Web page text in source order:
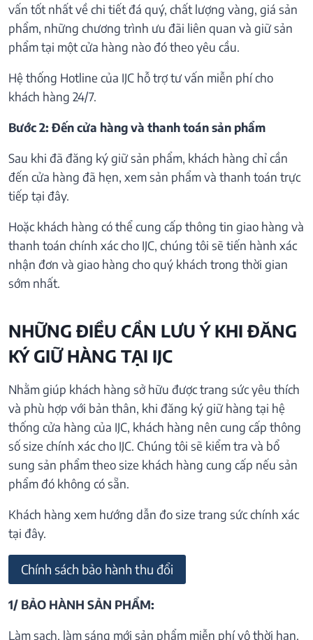
vấn tốt nhất về chi tiết đá quý, chất lượng vàng, giá sản
phẩm, những chương trình ưu đãi liên quan và giữ sản
phẩm tại một cửa hàng nào đó theo yêu cầu.
Hệ thống Hotline của IJC hỗ trợ tư vấn miễn phí cho
khách hàng 24/7.
Bước 2: Đến cửa hàng và thanh toán sản phẩm
Sau khi đã đăng ký giữ sản phẩm, khách hàng chỉ cần
đến cửa hàng đã hẹn, xem sản phẩm và thanh toán trực
tiếp tại đây.
Hoặc khách hàng có thể cung cấp thông tin giao hàng và
thanh toán chính xác cho IJC, chúng tôi sẽ tiến hành xác
nhận đơn và giao hàng cho quý khách trong thời gian
sớm nhất.
NHỮNG ĐIỀU CẦN LƯU Ý KHI ĐĂNG
KÝ GIỮ HÀNG TẠI IJC
Nhằm giúp khách hàng sở hữu được trang sức yêu thích
và phù hợp với bản thân, khi đăng ký giữ hàng tại hệ
thống cửa hàng của IJC, khách hàng nên cung cấp thông
số size chính xác cho IJC. Chúng tôi sẽ kiểm tra và bổ
sung sản phẩm theo size khách hàng cung cấp nếu sản
phẩm đó không có sẵn.
Khách hàng xem hướng dẫn đo size trang sức chính xác
tại đây.
Chính sách bảo hành thu đổi
1/ BẢO HÀNH SẢN PHẨM:
Làm sạch, làm sáng mới sản phẩm miễn phí vô thời hạn.